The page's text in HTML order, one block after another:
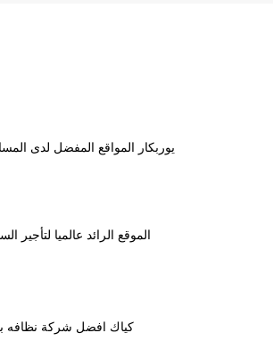
يوربكار المواقع المفضل لدى
الموقع الرائد عالميا لتأجير
كياك افضل شركة نظافه